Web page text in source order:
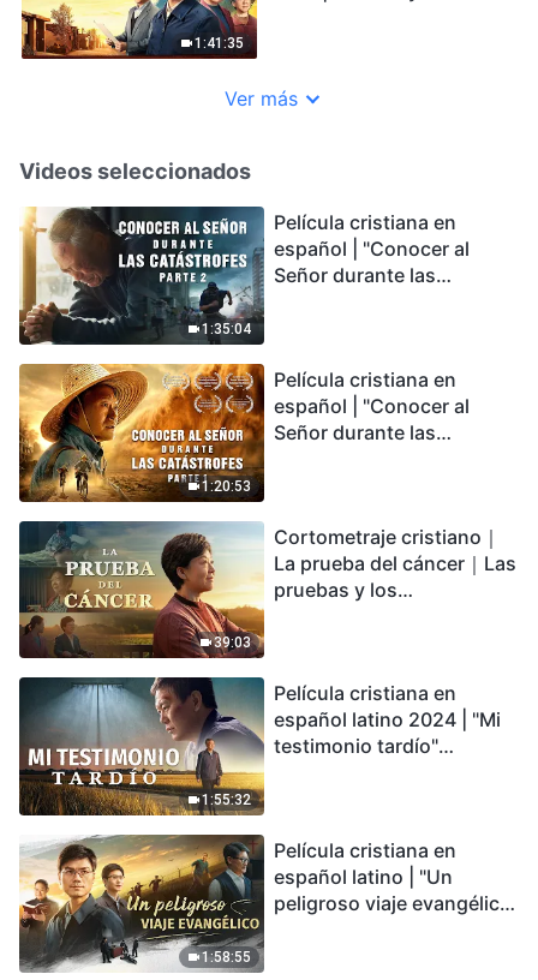
1:41:35
Ver más
Videos seleccionados
1:35:04
Película cristiana en
español | "Conocer al
Señor durante las
podemos sobrevivir?
1:20:53
Película cristiana en
español | "Conocer al
Señor durante las
encontrarás refugio?
39:03
Cortometraje cristiano｜
La prueba del cáncer｜Las
pruebas y los
1:55:32
Película cristiana en
español latino 2024 | "Mi
testimonio tardío"
conmovedor
1:58:55
Película cristiana en
español latino | "Un
peligroso viaje evangélico"